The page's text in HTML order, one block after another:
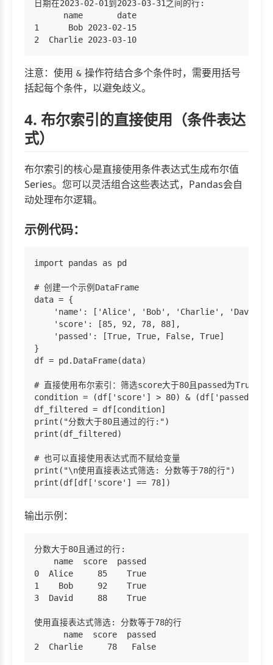
日期在2023-02-01到2023-03-31之间的行:
      name       date
1      Bob 2023-02-15
注意：使用 & 操作符结合多个条件时，需要用括号
括起每个条件，以避免歧义。
4. 布尔索引的直接使用（条件表达
式）
布尔索引的核心是直接使用条件表达式生成布尔值
Series。您可以灵活组合这些表达式，Pandas会自
动处理布尔逻辑。
示例代码：
import pandas as pd
# 创建一个示例DataFrame
data = {
    'name': ['Alice', 'Bob', 'Charlie', 'David'],
    'score': [85, 92, 78, 88],
    'passed': [True, True, False, True]
}
df = pd.DataFrame(data)
# 直接使用布尔索引：筛选score大于80且passed为True的数
condition = (df['score'] > 80) & (df['passed']
df_filtered = df[condition]
print("分数大于80且通过的行:")
print(df_filtered)
# 也可以直接使用表达式而不赋给变量
print("\n使用直接表达式筛选: 分数等于78的行")
输出示例：
分数大于80且通过的行:
    name  score  passed
0  Alice     85    True
1    Bob     92    True
3  David     88    True
使用直接表达式筛选: 分数等于78的行
      name  score  passed